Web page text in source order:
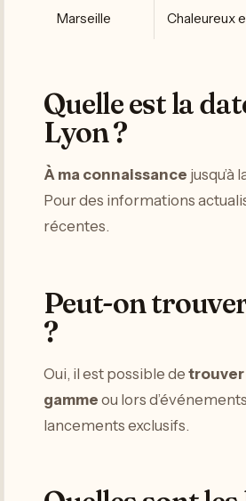
Marseille Chaleureux
Quelle est la
Lyon ?
À ma connaissance
Pour des informations
récentes.
Peut-on
?
Oui, il est possible de trouver
gamme ou lors
lancements exclusifs.